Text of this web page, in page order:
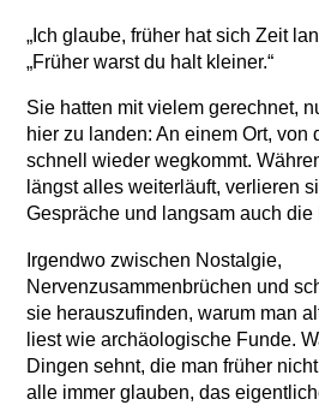
„Ich glaube, früher hat sich Zeit
„Früher warst du halt kleiner.“
Sie hatten mit vielem gerechnet,
hier zu landen: An einem Ort, von
schnell wieder wegkommt.
längst alles weiterläuft, verlieren
Gespräche und langsam auch die
Irgendwo zwischen Nostalgie,
Nervenzusammenbrüchen und
sie herauszufinden, warum man
liest wie archäologische Funde.
Dingen sehnt, die man früher
alle immer glauben, das